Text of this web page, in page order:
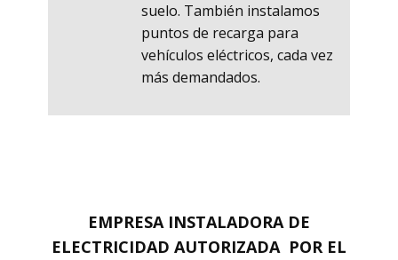
suelo. También instalamos
puntos de recarga para
vehículos eléctricos, cada vez
más demandados.
EMPRESA INSTALADORA DE
ELECTRICIDAD AUTORIZADA POR EL